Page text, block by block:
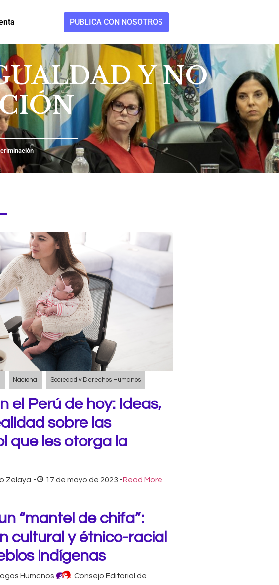
PUBLICA CON NOSOTROS
Y NO
Nacional Sociedad y Derechos Humanos
el Perú de hoy: Ideas,
sobre las
que les otorga la
Zelaya - 17 de mayo de 2023 -Read More
“mantel de chifa”:
cultural y étnico-racial
indígenas
Humanos
Consejo Editorial de